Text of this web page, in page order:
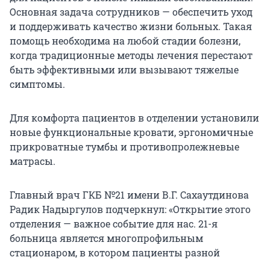
Основная задача сотрудников — обеспечить уход
и поддерживать качество жизни больных. Такая
помощь необходима на любой стадии болезни,
когда традиционные методы лечения перестают
быть эффективными или вызывают тяжелые
симптомы.
Для комфорта пациентов в отделении установили
новые функциональные кровати, эргономичные
прикроватные тумбы и противопролежневые
матрасы.
Главный врач ГКБ №21 имени В.Г. Сахаутдинова
Радик Надыргулов подчеркнул: «Открытие этого
отделения — важное событие для нас. 21-я
больница является многопрофильным
стационаром, в котором пациенты разной